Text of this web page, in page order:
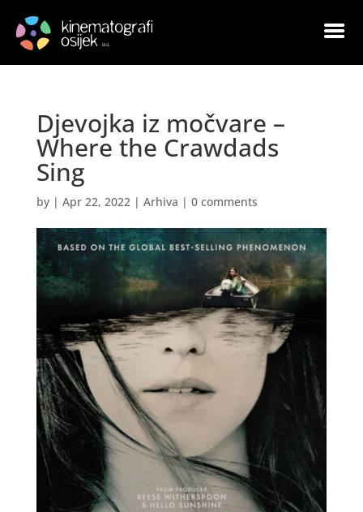
Djevojka iz močvare –
Where the Crawdads
Sing
by | Apr 22, 2022| Arhiva | 0 comments